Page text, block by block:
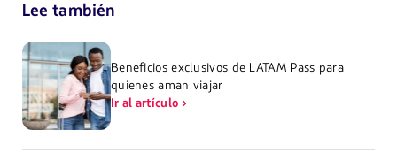
Lee también
Beneficios exclusivos de LATAM Pass para
quienes aman viajar
Ir al artículo